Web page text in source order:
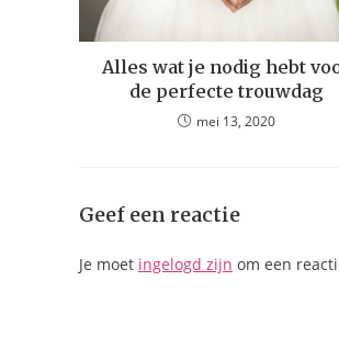
Alles wat je nodig hebt
de perfecte trouwdag
mei 13, 2020
Geef een reactie
Je moet ingelogd zijn om een